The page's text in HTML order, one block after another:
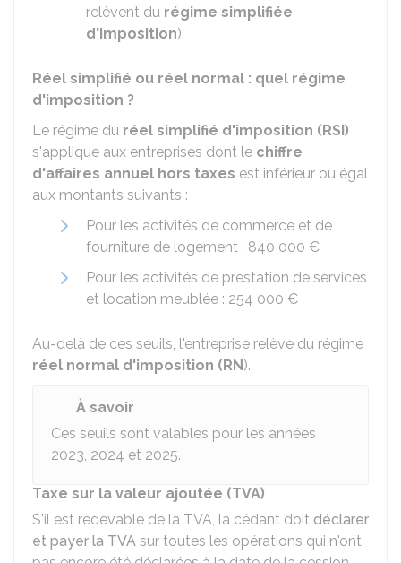
relèvent du régime simplifiée
d'imposition).
Réel simplifié ou réel normal : quel régime
d'imposition ?
Le régime du réel simplifié d'imposition (RSI)
s'applique aux entreprises dont le chiffre
d'affaires annuel hors taxes est inférieur ou égal
aux montants suivants :
Pour les activités de commerce et de
fourniture de logement : 840 000 €
Pour les activités de prestation de services
et location meublée : 254 000 €
Au-delà de ces seuils, l'entreprise relève du régime
réel normal d'imposition (RN).
À savoir
Ces seuils sont valables pour les années
2023, 2024 et 2025.
Taxe sur la valeur ajoutée (TVA)
S'il est redevable de la TVA, la cédant doit déclarer
et payer la TVA sur toutes les opérations qui n'ont